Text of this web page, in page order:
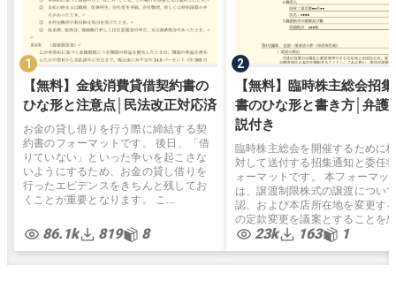
【無料】金銭消費貸借契約書の
ひな形と注意点│民法改正対応済
お金の貸し借りを行う際に締結する契
約書のフォーマットです。 後日、「借
りていない」といった争いを起こさな
いようにするため、お金の貸し借りを
行ったエビデンスをきちんと残してお
くことが重要となります。 こ...
86.1k 819 8
【無料】臨時株主総会招
書のひな形と書き方│弁護
説付き
臨時株主総会を開催するために
対して送付する招集通知と委任
ォーマットです。 本フォーマッ
は、譲渡制限株式の譲渡につい
認、および本店所在地を変更す
の定款変更を議案とすることを
23k 163 1